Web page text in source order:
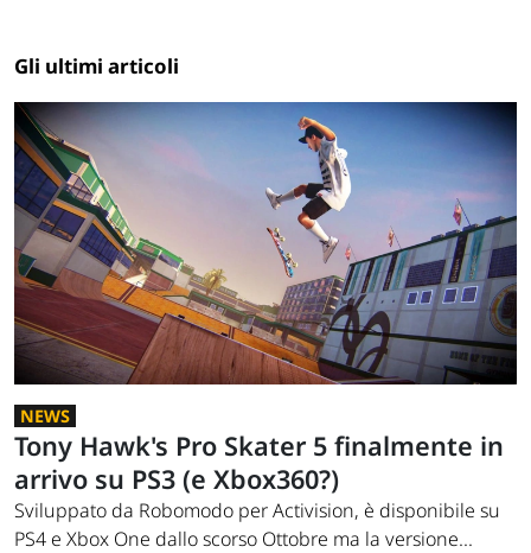
Gli ultimi articoli
NEWS
Tony Hawk's Pro Skater 5 finalmente in
arrivo su PS3 (e Xbox360?)
Sviluppato da Robomodo per Activision, è disponibile su
PS4 e Xbox One dallo scorso Ottobre ma la versione...